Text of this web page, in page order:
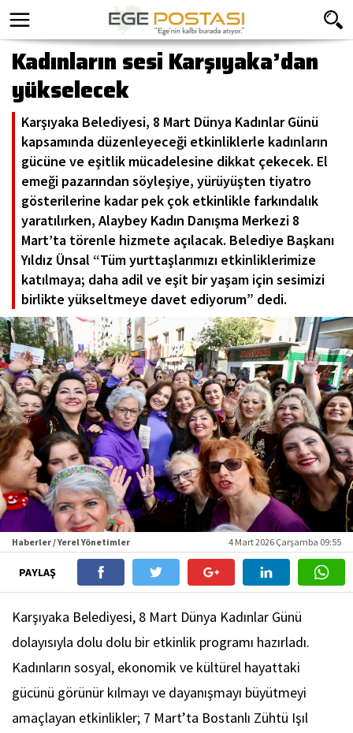
Kadınların sesi Karşıyaka’dan
yükselecek
Karşıyaka Belediyesi, 8 Mart Dünya Kadınlar Günü
kapsamında düzenleyeceği etkinliklerle kadınların
gücüne ve eşitlik mücadelesine dikkat çekecek. El
emeği pazarından söyleşiye, yürüyüşten tiyatro
gösterilerine kadar pek çok etkinlikle farkındalık
yaratılırken, Alaybey Kadın Danışma Merkezi 8
Mart’ta törenle hizmete açılacak. Belediye Başkanı
Yıldız Ünsal “Tüm yurttaşlarımızı etkinliklerimize
katılmaya; daha adil ve eşit bir yaşam için sesimizi
birlikte yükseltmeye davet ediyorum” dedi.
Haberler / Yerel Yönetimler 4 Mart 2026 Çarşamba 09:55
PAYLAŞ
Karşıyaka Belediyesi, 8 Mart Dünya Kadınlar Günü
dolayısıyla dolu dolu bir etkinlik programı hazırladı.
Kadınların sosyal, ekonomik ve kültürel hayattaki
gücünü görünür kılmayı ve dayanışmayı büyütmeyi
amaçlayan etkinlikler; 7 Mart’ta Bostanlı Zühtü Işıl